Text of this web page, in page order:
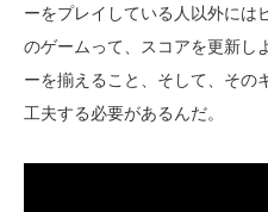
ーをプレイしている人以外には
のゲームって、スコアを更新し
ーを揃えること、そして、その
工夫する必要があるんだ。